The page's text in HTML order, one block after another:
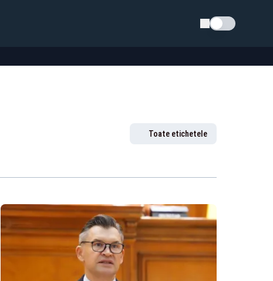
Schimba tema
Toate etichetele